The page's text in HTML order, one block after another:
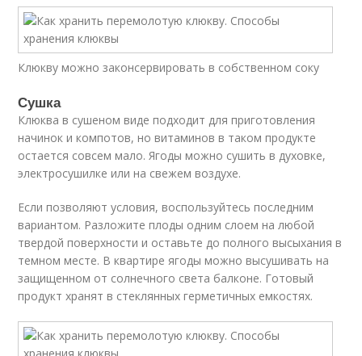
Клюкву можно законсервировать в собственном соку
Сушка
Клюква в сушеном виде подходит для приготовления
начинок и компотов, но витаминов в таком продукте
остается совсем мало. Ягоды можно сушить в духовке,
электросушилке или на свежем воздухе.
Если позволяют условия, воспользуйтесь последним
вариантом. Разложите плоды одним слоем на любой
твердой поверхности и оставьте до полного высыхания в
темном месте. В квартире ягоды можно высушивать на
защищенном от солнечного света балконе. Готовый
продукт хранят в стеклянных герметичных емкостях.